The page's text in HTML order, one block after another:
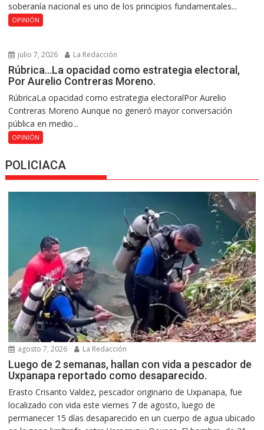
soberanía nacional es uno de los principios fundamentales...
OPINIÓN
julio 7, 2026 La Redacción
Rúbrica…La opacidad como estrategia electoral,
Por Aurelio Contreras Moreno.
RúbricaLa opacidad como estrategia electoralPor Aurelio
Contreras Moreno Aunque no generó mayor conversación
pública en medio...
OPINIÓN
POLICIACA
agosto 7, 2026 La Redacción
Luego de 2 semanas, hallan con vida a pescador de
Uxpanapa reportado como desaparecido.
Erasto Crisanto Valdez, pescador originario de Uxpanapa, fue
localizado con vida este viernes 7 de agosto, luego de
permanecer 15 días desaparecido en un cuerpo de agua ubicado